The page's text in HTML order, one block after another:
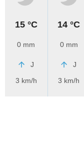
15 °C
0 mm
J
3 km/h
14 °C
0 mm
J
3 km/h